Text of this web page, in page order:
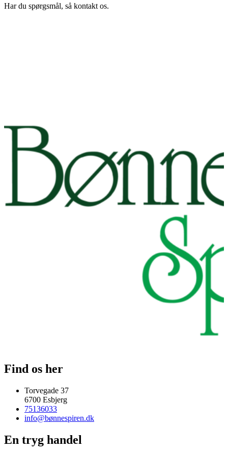
Har du spørgsmål, så kontakt os.
Find os her
Torvegade 37
6700 Esbjerg
75136033
info@bønnespiren.dk
En tryg handel